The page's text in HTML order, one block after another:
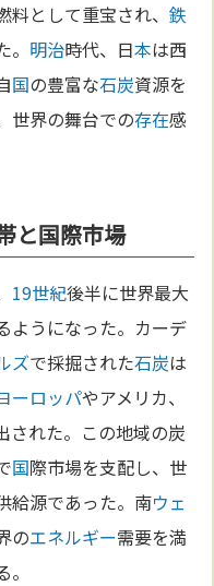
料として重宝され、鉄
明治時代、日本は西
国の豊富な石炭資源を
世界の舞台での存在感
と国際市場
19世紀後半に世界最大
ようになった。カーデ
ズで採掘された石炭は
ーロッパやアメリカ、
された。この地域の炭
国際市場を支配し、世
給源であった。南ウェ
のエネルギー需要を満